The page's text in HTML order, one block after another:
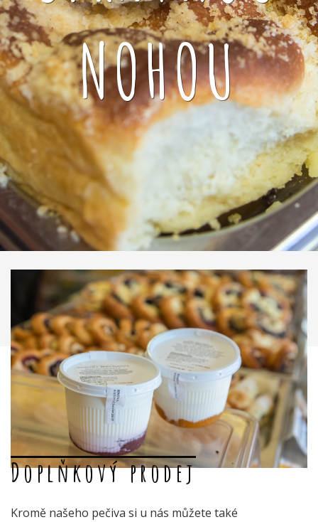
NOHOU
Doplňkový prodej
Kromě našeho pečiva si u nás můžete také